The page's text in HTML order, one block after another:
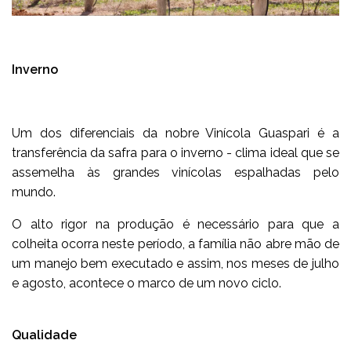
Inverno
Um dos diferenciais da nobre Vinícola Guaspari é a
transferência da safra para o inverno - clima ideal que se
assemelha às grandes vinícolas espalhadas pelo
mundo.
O alto rigor na produção é necessário para que a
colheita ocorra neste período, a família não abre mão de
um manejo bem executado e assim, nos meses de julho
e agosto, acontece o marco de um novo ciclo.
Qualidade